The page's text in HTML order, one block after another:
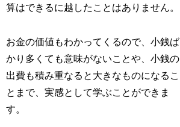
算はできるに越したことはありません。
お金の価値もわかってくるので、小銭ば
かり多くても意味がないことや、小銭の
出費も積み重なると大きなものになるこ
とまで、実感として学ぶことができま
す。